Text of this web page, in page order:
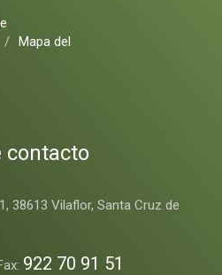
/ Mapa del
contacto
38613 Vilaflor, Santa Cruz de
922 70 91 51